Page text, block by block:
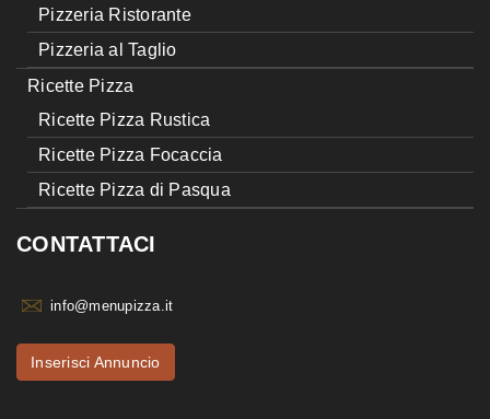
Pizzeria Ristorante
Pizzeria al Taglio
Ricette Pizza
Ricette Pizza Rustica
Ricette Pizza Focaccia
Ricette Pizza di Pasqua
CONTATTACI
info@menupizza.it
Inserisci Annuncio